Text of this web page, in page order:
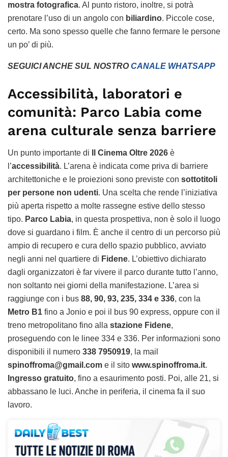
mostra fotografica. Al punto ristoro, inoltre, si potrà
prenotare l’uso di un angolo con biliardino. Piccole cose,
certo. Ma sono spesso quelle che fanno fermare le persone
un po’ di più.
SEGUICI ANCHE SUL NOSTROCANALE WHATSAPP
Accessibilità, laboratori e
comunità: Parco Labia come
arena culturale senza barriere
Un punto importante di Il Cinema Oltre 2026 è
l’accessibilità. L’arena è indicata come priva di barriere
architettoniche e le proiezioni sono previste con sottotitoli
per persone non udenti. Una scelta che rende l’iniziativa
più aperta rispetto a molte rassegne estive dello stesso
tipo. Parco Labia, in questa prospettiva, non è solo il luogo
dove si guardano i film. È anche il centro di un percorso più
ampio di recupero e cura dello spazio pubblico, avviato
negli anni nel quartiere di Fidene. L’obiettivo dichiarato
dagli organizzatori è far vivere il parco durante tutto l’anno,
non soltanto nei giorni della manifestazione. L’area si
raggiunge con i bus 88, 90, 93, 235, 334 e 336, con la
Metro B1 fino a Jonio e poi il bus 90 express, oppure con il
treno metropolitano fino alla stazione Fidene,
proseguendo con le linee 334 e 336. Per informazioni sono
disponibili il numero 338 7950919, la mail
spinoffroma@gmail.com e il sito www.spinoffroma.it.
Ingresso gratuito, fino a esaurimento posti. Poi, alle 21, si
abbassano le luci. Anche in periferia, il cinema fa il suo
lavoro.